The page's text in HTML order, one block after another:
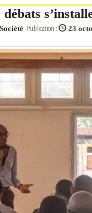
Société Publication : 23